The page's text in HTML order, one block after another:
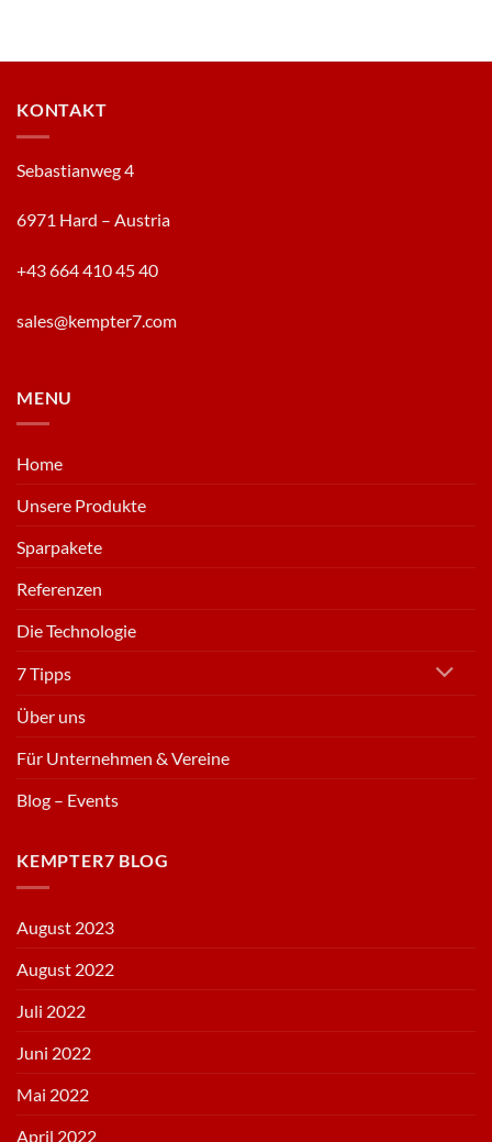
KONTAKT
Sebastianweg 4
6971 Hard – Austria
+43 664 410 45 40
sales@kempter7.com
MENU
Home
Unsere Produkte
Sparpakete
Referenzen
Die Technologie
7 Tipps
Über uns
Für Unternehmen & Vereine
Blog – Events
KEMPTER7 BLOG
August 2023
August 2022
Juli 2022
Juni 2022
Mai 2022
April 2022